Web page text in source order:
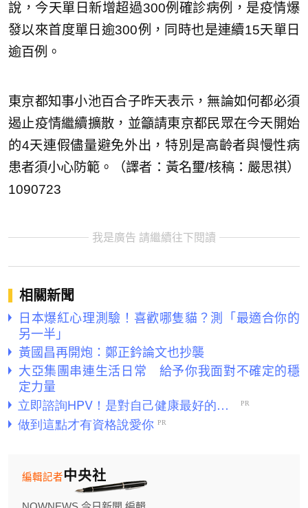
說，今天單日新增超過300例確診病例，是疫情爆
發以來首度單日逾300例，同時也是連續15天單日
逾百例。
東京都知事小池百合子昨天表示，無論如何都必須
遏止疫情繼續擴散，並籲請東京都民眾在今天開始
的4天連假儘量避免外出，特別是高齡者與慢性病
患者須小心防範。（譯者：黃名璽/核稿：嚴思祺）
1090723
我是廣告 請繼續往下閱讀
相關新聞
日本爆紅心理測驗！喜歡哪隻貓？測「最適合你的
另一半」
黃國昌再開炮：鄭正鈐論文也抄襲
大亞集團串連生活日常 給予你我面對不確定的穩
定力量
中央社
編輯記者